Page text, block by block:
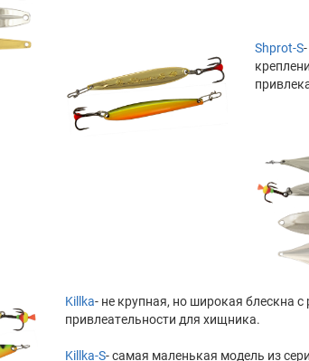
Shprot-S
Killka- не крупная, но широкая блескна
привлеательности для хищника.
Killka-S- самая маленькая модель из